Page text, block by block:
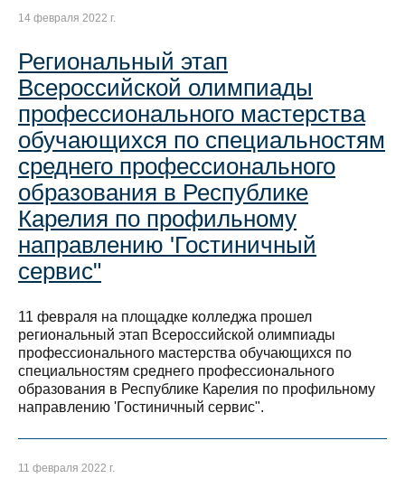
14 февраля 2022 г.
Региональный этап
Всероссийской олимпиады
профессионального мастерства
обучающихся по специальностям
среднего профессионального
образования в Республике
Карелия по профильному
направлению 'Гостиничный
сервис"
11 февраля на площадке колледжа прошел
региональный этап Всероссийской олимпиады
профессионального мастерства обучающихся по
специальностям среднего профессионального
образования в Республике Карелия по профильному
направлению 'Гостиничный сервис".
11 февраля 2022 г.